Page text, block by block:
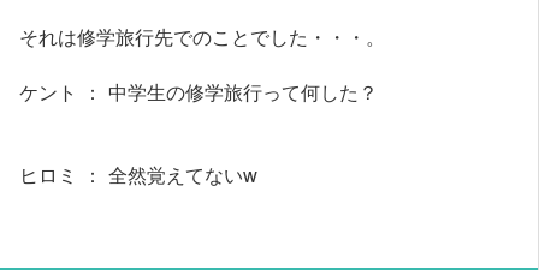
それは修学旅行先でのことでした・・・。
ケント ： 中学生の修学旅行って何した？
ヒロミ ： 全然覚えてないw